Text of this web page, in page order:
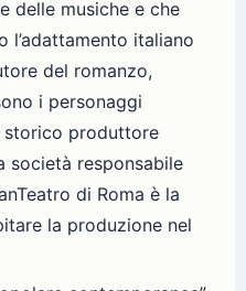
delle musiche e che
l’adattamento italiano
del romanzo,
i personaggi
storico produttore
società responsabile
di Roma è la
la produzione nel